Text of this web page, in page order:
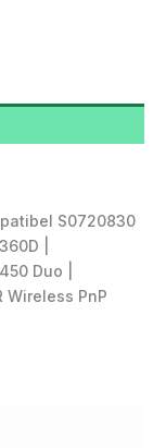
S0720830
|
Duo |
Wireless PnP